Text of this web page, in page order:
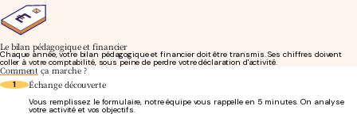
Le bilan pédagogique et financier
Chaque année, votre bilan pédagogique et financier doit être transmis. Ses chiffres doivent
coller à votre comptabilité, sous peine de perdre votre déclaration d'activité.
Comment ça marche ?
1 Échange découverte
Vous remplissez le formulaire, notre équipe vous rappelle en 5 minutes. On analyse
votre activité et vos objectifs.